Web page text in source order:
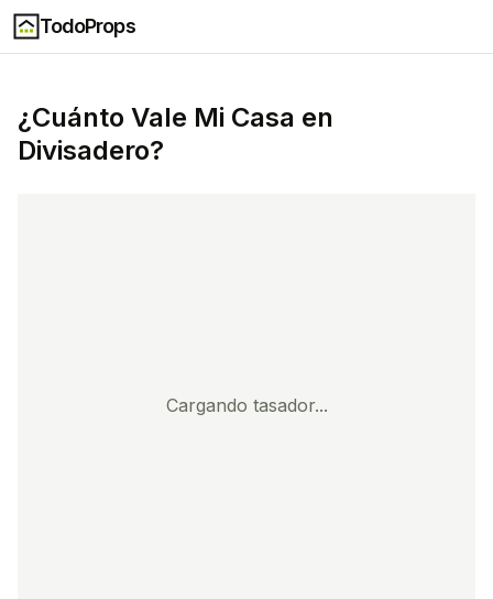
TodoProps
¿Cuánto Vale Mi Casa en
Divisadero?
Cargando tasador...